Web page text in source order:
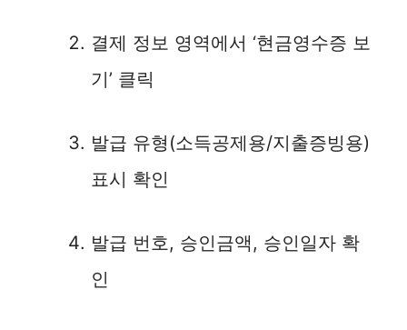
결제 정보 영역에서 ‘현금영수증 보
기’ 클릭
발급 유형(소득공제용/지출증빙용)
표시 확인
발급 번호, 승인금액, 승인일자 확
인